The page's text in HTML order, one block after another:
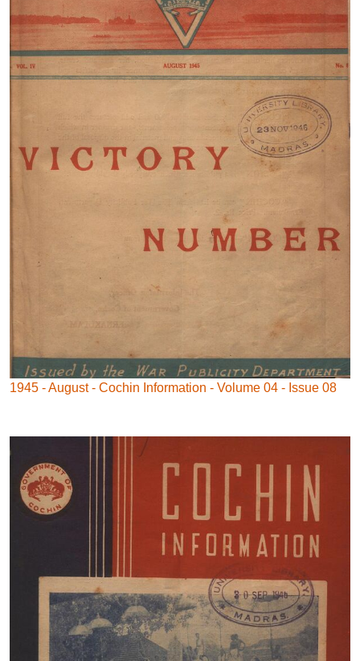
1945 - August - Cochin Information - Volume 04 - Issue 08